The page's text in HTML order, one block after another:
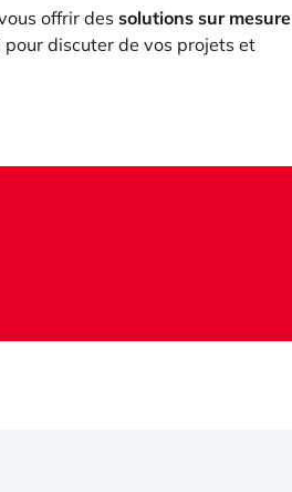
offrir des solutions sur mesure
pour discuter de vos projets et